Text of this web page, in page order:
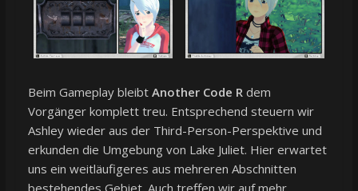
Beim Gameplay bleibt Another Code R dem
Vorgänger komplett treu. Entsprechend steuern wir
Ashley wieder aus der Third-Person-Perspektive und
erkunden die Umgebung von Lake Juliet. Hier erwartet
uns ein weitläufigeres aus mehreren Abschnitten
bestehendes Gebiet. Auch treffen wir auf mehr